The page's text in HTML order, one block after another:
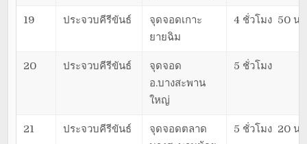
19 ประจวบคีรีขันธ์
จุดจอดเกาะ
ยายฉิม
4 ชั่วโมง 50 น
20 ประจวบคีรีขันธ์
จุดจอด
อ.บางสะพาน
ใหญ่
5 ชั่วโมง
21 ประจวบคีรีขันธ์
จุดจอดตลาด
5 ชั่วโมง 20 น